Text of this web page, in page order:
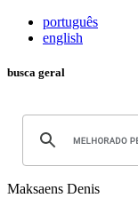
português
english
busca geral
Maksaens Denis